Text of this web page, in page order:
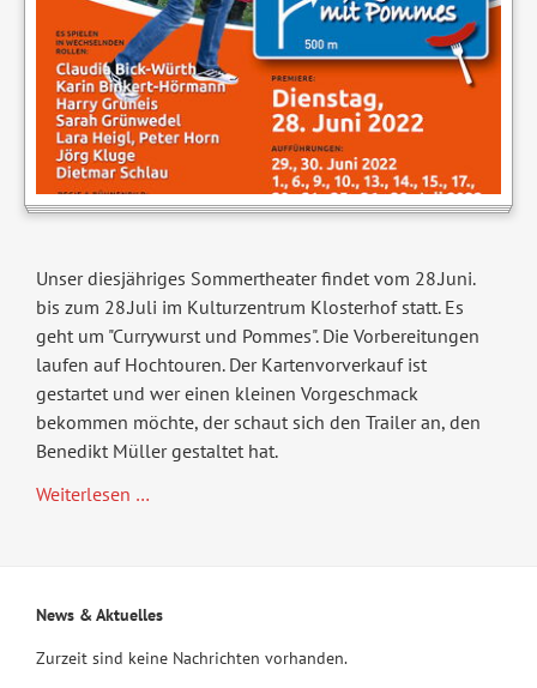
Unser diesjähriges Sommertheater findet vom 28.Juni.
bis zum 28.Juli im Kulturzentrum Klosterhof statt. Es
geht um "Currywurst und Pommes". Die Vorbereitungen
laufen auf Hochtouren. Der Kartenvorverkauf ist
gestartet und wer einen kleinen Vorgeschmack
bekommen möchte, der schaut sich den Trailer an, den
Benedikt Müller gestaltet hat.
Weiterlesen …
News & Aktuelles
Zurzeit sind keine Nachrichten vorhanden.